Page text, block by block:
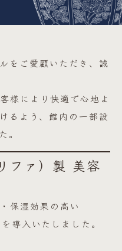
をご愛顧いただき、誠
様により快適で心地よ
るよう、館内の一部設
。
ファ）製 美容
保湿効果の高い
導入いたしました。